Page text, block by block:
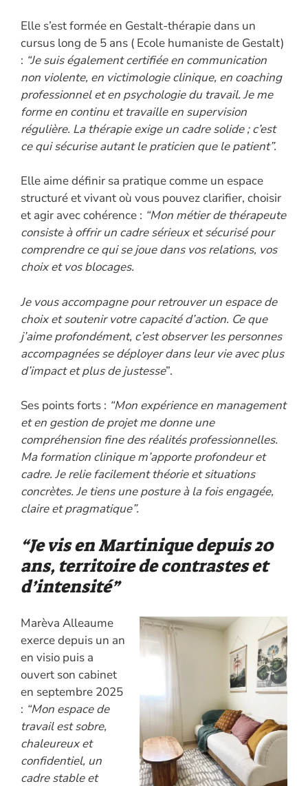
Elle s’est formée en Gestalt-thérapie dans un
cursus long de 5 ans ( Ecole humaniste de Gestalt)
: “Je suis également certifiée en communication
non violente, en victimologie clinique, en coaching
professionnel et en psychologie du travail. Je me
forme en continu et travaille en supervision
régulière. La thérapie exige un cadre solide ; c’est
ce qui sécurise autant le praticien que le patient”.
Elle aime définir sa pratique comme un espace
structuré et vivant où vous pouvez clarifier, choisir
et agir avec cohérence : “Mon métier de thérapeute
consiste à offrir un cadre sérieux et sécurisé pour
comprendre ce qui se joue dans vos relations, vos
choix et vos blocages.
Je vous accompagne pour retrouver un espace de
choix et soutenir votre capacité d’action. Ce que
j’aime profondément, c’est observer les personnes
accompagnées se déployer dans leur vie avec plus
d’impact et plus de justesse”.
Ses points forts : “Mon expérience en management
et en gestion de projet me donne une
compréhension fine des réalités professionnelles.
Ma formation clinique m’apporte profondeur et
cadre. Je relie facilement théorie et situations
concrètes. Je tiens une posture à la fois engagée,
claire et pragmatique”.
“Je vis en Martinique depuis 20
ans, territoire de contrastes et
d’intensité”
Marèva Alleaume
exerce depuis un an
en visio puis a
ouvert son cabinet
en septembre 2025
: “Mon espace de
travail est sobre,
chaleureux et
confidentiel, un
cadre stable et